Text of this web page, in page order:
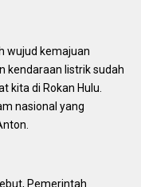
wujud kemajuan
kendaraan listrik sudah
kita di Rokan Hulu.
nasional yang
Pemerintah